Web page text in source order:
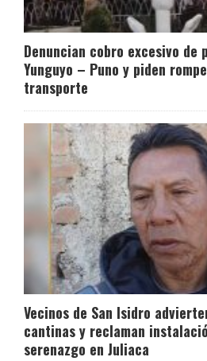
Denuncian cobro excesivo de
Yunguyo – Puno y piden
transporte
Vecinos de San Isidro
cantinas y reclaman
serenazgo en Juliaca